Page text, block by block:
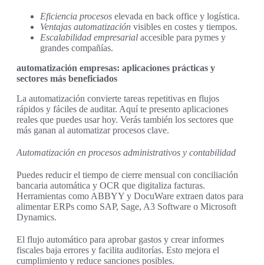
Eficiencia procesos elevada en back office y logística.
Ventajas automatización visibles en costes y tiempos.
Escalabilidad empresarial accesible para pymes y
grandes compañías.
automatización empresas: aplicaciones prácticas y
sectores más beneficiados
La automatización convierte tareas repetitivas en flujos
rápidos y fáciles de auditar. Aquí te presento aplicaciones
reales que puedes usar hoy. Verás también los sectores que
más ganan al automatizar procesos clave.
Automatización en procesos administrativos y contabilidad
Puedes reducir el tiempo de cierre mensual con conciliación
bancaria automática y OCR que digitaliza facturas.
Herramientas como ABBYY y DocuWare extraen datos para
alimentar ERPs como SAP, Sage, A3 Software o Microsoft
Dynamics.
El flujo automático para aprobar gastos y crear informes
fiscales baja errores y facilita auditorías. Esto mejora el
cumplimiento y reduce sanciones posibles.